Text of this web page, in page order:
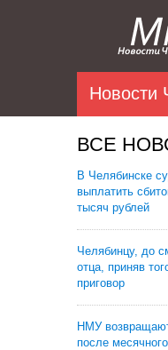
Новости
ВСЕ
В Челябинске
выплатить
тысяч рублей
Челябинцу, до
отца, приняв
приговор
НМУ
после